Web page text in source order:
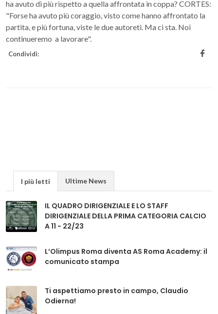
ha avuto di più rispetto a quella affrontata in coppa? CORTES:
"Forse ha avuto più coraggio, visto come hanno affrontato la
partita, e più fortuna, viste le due autoreti. Ma ci sta. Noi
continueremo a lavorare".
Condividi:
I più letti Ultime News
IL QUADRO DIRIGENZIALE E LO STAFF
DIRIGENZIALE DELLA PRIMA CATEGORIA CALCIO
A 11 - 22/23
L’Olimpus Roma diventa AS Roma Academy: il
comunicato stampa
Ti aspettiamo presto in campo, Claudio
Odierna!